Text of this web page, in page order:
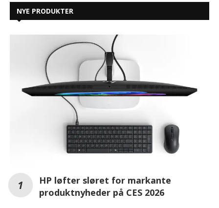
NYE PRODUKTER
HP løfter sløret for markante
produktnyheder på CES 2026